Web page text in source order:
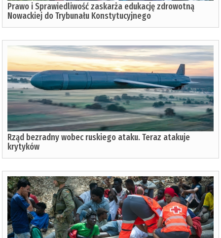
Prawo i Sprawiedliwość zaskarża edukację zdrowotną
Nowackiej do Trybunału Konstytucyjnego
Rząd bezradny wobec ruskiego ataku. Teraz atakuje
krytyków